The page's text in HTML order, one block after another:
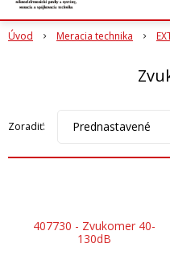
Úvod Meracia technika
Zoradiť: Prednastavené
407730 - Zvukomer 40-
130dB